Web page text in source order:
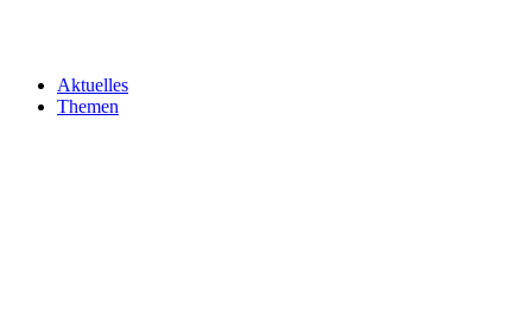
Aktuelles
Themen